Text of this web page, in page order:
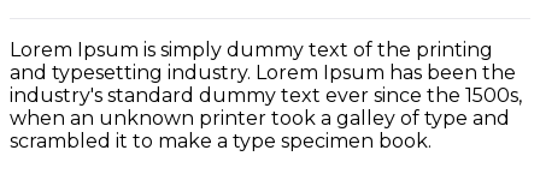
Lorem Ipsum is simply dummy text of the printing
and typesetting industry. Lorem Ipsum has been the
industry's standard dummy text ever since the 1500s,
when an unknown printer took a galley of type and
scrambled it to make a type specimen book.